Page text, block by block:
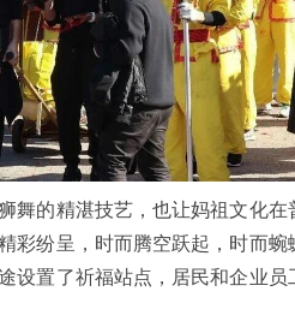
的精湛技艺，也让妈祖文化在
彩纷呈，时而腾空跃起，时而
设置了祈福站点，居民和企业